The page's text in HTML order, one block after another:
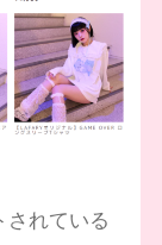
されている